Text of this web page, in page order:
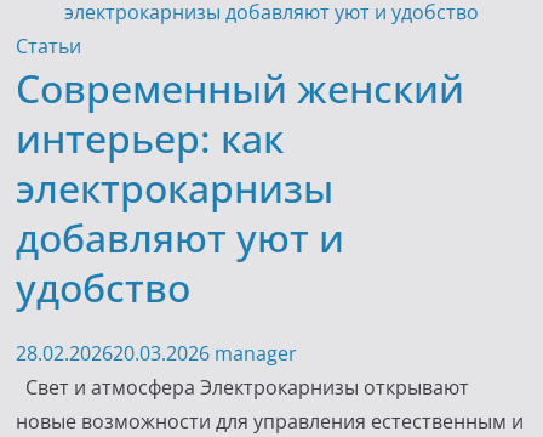
Статьи
Современный женский
интерьер: как
электрокарнизы
добавляют уют и
удобство
28.02.202620.03.2026 manager
Свет и атмосфера Электрокарнизы открывают
новые возможности для управления естественным и